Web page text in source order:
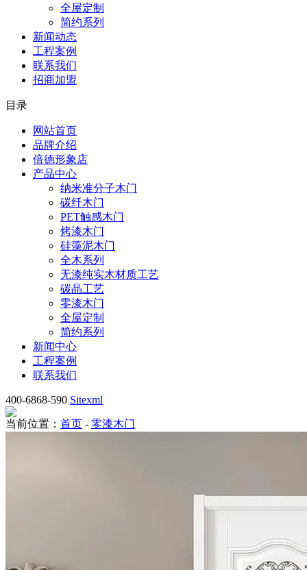
全屋定制
简约系列
新闻动态
工程案例
联系我们
招商加盟
目录
网站首页
品牌介绍
倍德形象店
产品中心
纳米准分子木门
碳纤木门
PET触感木门
烤漆木门
硅藻泥木门
全木系列
无漆纯实木材质工艺
碳晶工艺
零漆木门
全屋定制
简约系列
新闻中心
工程案例
联系我们
400-6868-590 Sitexml
当前位置： 首页 - 零漆木门